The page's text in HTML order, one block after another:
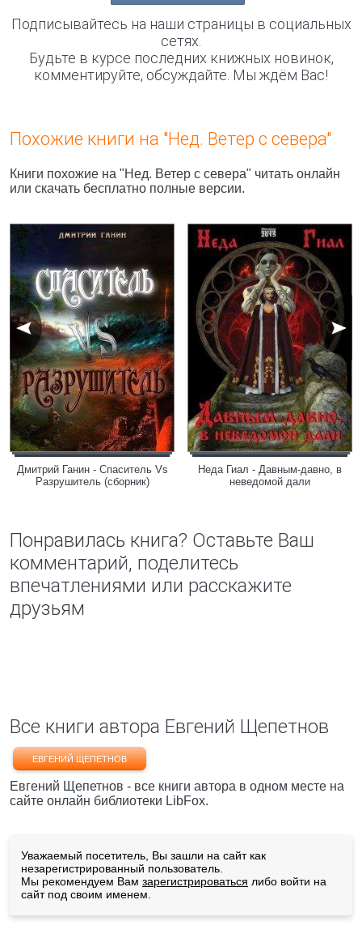
Подписывайтесь на наши страницы в социальных
сетях.
Будьте в курсе последних книжных новинок,
комментируйте, обсуждайте. Мы ждём Вас!
Похожие книги на "Нед. Ветер с севера"
Книги похожие на "Нед. Ветер с севера" читать онлайн
или скачать бесплатно полные версии.
Дмитрий Ганин - Спаситель Vs
Разрушитель (сборник)
Неда Гиал - Давным-давно, в
неведомой дали
Понравилась книга? Оставьте Ваш
комментарий, поделитесь
впечатлениями или расскажите
друзьям
Все книги автора Евгений Щепетнов
ЕВГЕНИЙ ЩЕПЕТНОВ
Евгений Щепетнов - все книги автора в одном месте на
сайте онлайн библиотеки LibFox.
Уважаемый посетитель, Вы зашли на сайт как
незарегистрированный пользователь.
Мы рекомендуем Вам зарегистрироваться либо войти на
сайт под своим именем.